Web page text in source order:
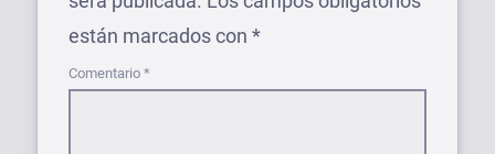
están marcados con *
Comentario *